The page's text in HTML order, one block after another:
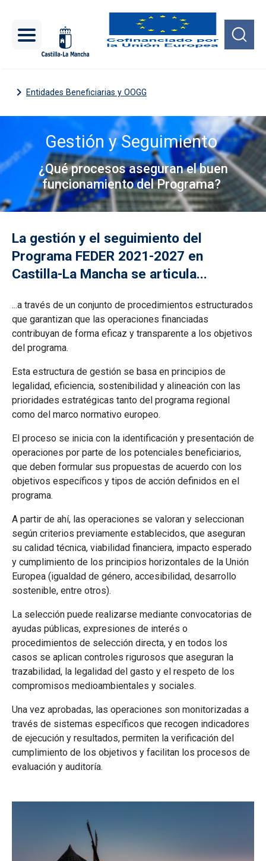
Entidades Beneficiarias y OOGG
Gestión y Seguimiento
¿Qué procesos aseguran el buen
funcionamiento del Programa?
Imagen
La gestión y el seguimiento del
Programa FEDER 2021-2027 en
Castilla-La Mancha se articula...
...a través de un conjunto de procedimientos estructurados
que garantizan que las operaciones financiadas
contribuyan de forma eficaz y transparente a los objetivos
del programa.
Esta estructura de gestión se basa en principios de
legalidad, eficiencia, sostenibilidad y alineación con las
prioridades estratégicas tanto del programa regional
como del marco normativo europeo.
El proceso se inicia con la identificación y presentación de
operaciones por parte de los potenciales beneficiarios,
que deben formular sus propuestas de acuerdo con los
objetivos específicos y tipos de acción definidos en el
programa.
A partir de ahí, las operaciones se valoran y seleccionan
según criterios previamente establecidos, que aseguran
su calidad técnica, viabilidad financiera, impacto esperado
y cumplimiento de los principios horizontales de la Unión
Europea (igualdad de género, accesibilidad, desarrollo
sostenible, entre otros).
La selección puede realizarse mediante convocatorias de
ayudas públicas, expresiones de interés o
procedimientos de selección directa, y en todos los
casos se aplican controles rigurosos que aseguran la
trazabilidad, la legalidad del gasto y el respeto de los
compromisos medioambientales y sociales.
Una vez aprobadas, las operaciones son monitorizadas a
través de sistemas específicos que recogen indicadores
de ejecución y resultados, permiten la verificación del
cumplimiento de los objetivos y facilitan los procesos de
evaluación y auditoría.